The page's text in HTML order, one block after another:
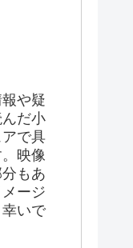
や疑
だ小
で具
映像
もあ
ージ
いで